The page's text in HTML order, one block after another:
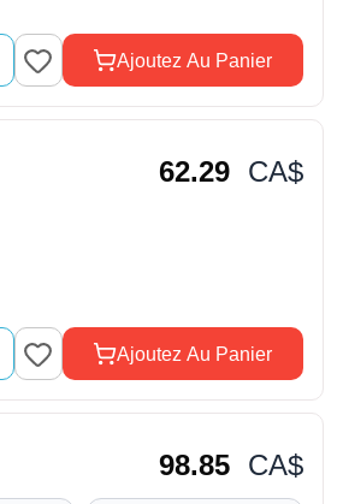
Ajoutez Au Panier
62.29 CA$
Ajoutez Au Panier
98.85 CA$